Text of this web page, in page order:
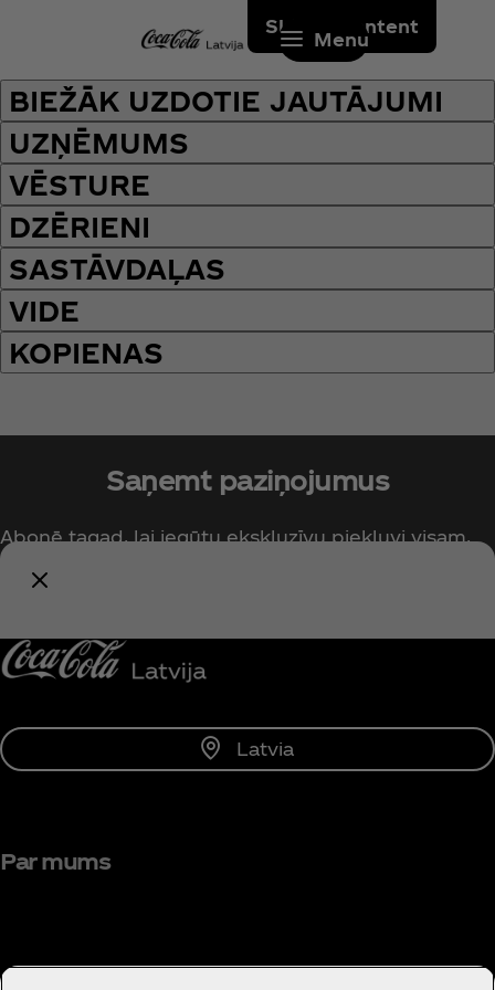
Skip to content
Menu
BIEŽĀK UZDOTIE JAUTĀJUMI
UZŅĒMUMS
VĒSTURE
DZĒRIENI
SASTĀVDAĻAS
VIDE
KOPIENAS
Saņemt paziņojumus
Abonē tagad, lai iegūtu ekskluzīvu piekļuvi visam,
kas saistīts ar Coca‑Cola!
Latvia
Par mums